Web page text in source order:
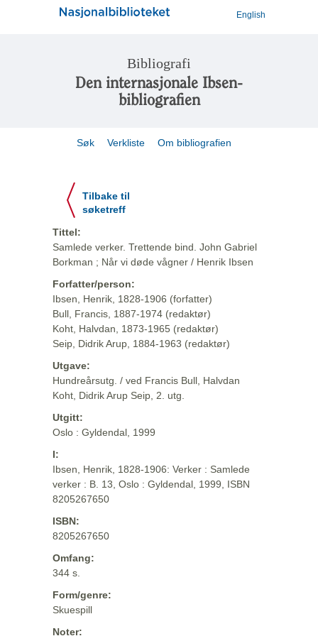
English
Bibliografi
Den internasjonale Ibsen-
bibliografien
Søk Verkliste Om bibliografien
Tilbake til
søketreff
Tittel:
Samlede verker. Trettende bind. John Gabriel
Borkman ; Når vi døde vågner / Henrik Ibsen
Forfatter/person:
Ibsen, Henrik, 1828-1906 (forfatter)
Bull, Francis, 1887-1974 (redaktør)
Koht, Halvdan, 1873-1965 (redaktør)
Seip, Didrik Arup, 1884-1963 (redaktør)
Utgave:
Hundreårsutg. / ved Francis Bull, Halvdan
Koht, Didrik Arup Seip, 2. utg.
Utgitt:
Oslo : Gyldendal, 1999
I:
Ibsen, Henrik, 1828-1906: Verker : Samlede
verker : B. 13, Oslo : Gyldendal, 1999, ISBN
8205267650
ISBN:
8205267650
Omfang:
344 s.
Form/genre:
Skuespill
Noter: